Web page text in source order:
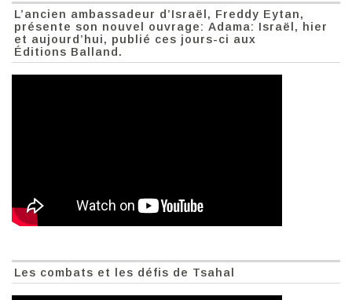
L’ancien ambassadeur d’Israël, Freddy Eytan,
présente son nouvel ouvrage: Adama: Israël, hier
et aujourd’hui, publié ces jours-ci aux
Éditions Balland.
Les combats et les défis de Tsahal